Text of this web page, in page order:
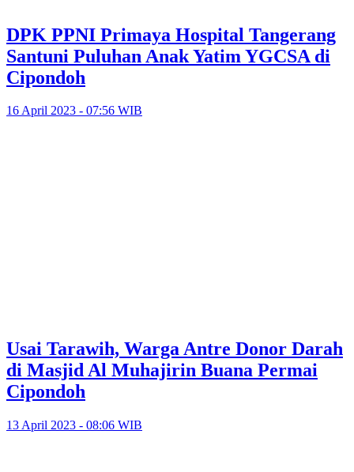
DPK PPNI Primaya Hospital Tangerang
Santuni Puluhan Anak Yatim YGCSA di
Cipondoh
16 April 2023 - 07:56 WIB
Usai Tarawih, Warga Antre Donor Darah
di Masjid Al Muhajirin Buana Permai
Cipondoh
13 April 2023 - 08:06 WIB